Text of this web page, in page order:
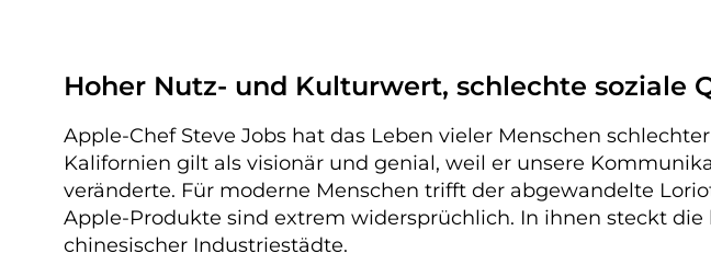
Hoher Nutz- und Kulturwert, schlechte soziale
Apple-Chef Steve Jobs hat das Leben vieler Menschen
Kalifornien gilt als visionär und genial, weil er unsere
veränderte. Für moderne Menschen trifft der abgewandelte
Apple-Produkte sind extrem widersprüchlich. In ihnen steckt
chinesischer Industriestädte.